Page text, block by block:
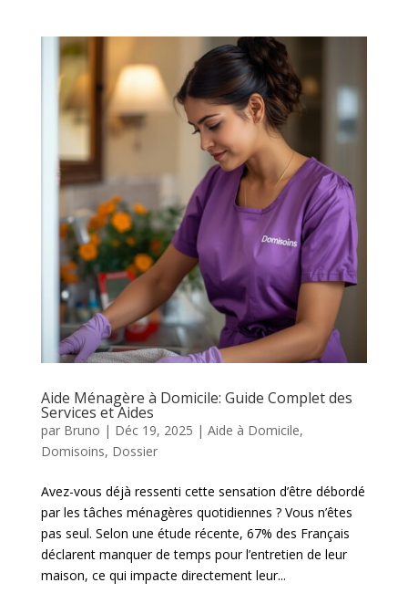
Aide Ménagère à Domicile: Guide Complet des
Services et Aides
par Bruno | Déc 19, 2025 | Aide à Domicile,
Domisoins, Dossier
Avez-vous déjà ressenti cette sensation d’être débordé
par les tâches ménagères quotidiennes ? Vous n’êtes
pas seul. Selon une étude récente, 67% des Français
déclarent manquer de temps pour l’entretien de leur
maison, ce qui impacte directement leur...